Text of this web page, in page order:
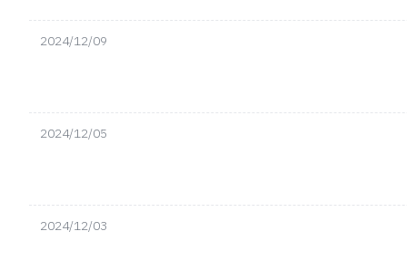
2024/12/09
2024/12/05
2024/12/03